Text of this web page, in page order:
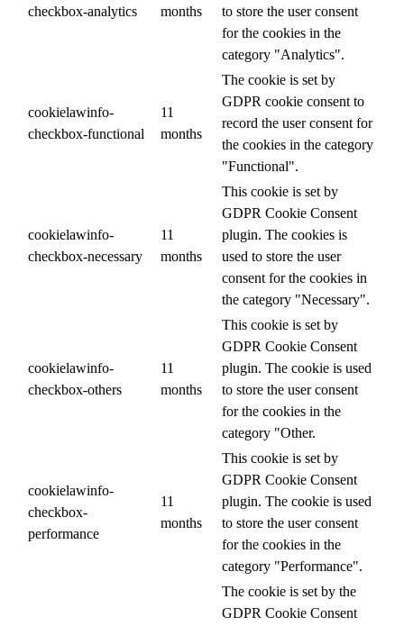
checkbox-analytics months
to store the user consent
for the cookies in the
category "Analytics".
cookielawinfo-
checkbox-functional
11
months
The cookie is set by
GDPR cookie consent to
record the user consent for
the cookies in the category
"Functional".
cookielawinfo-
checkbox-necessary
11
months
This cookie is set by
GDPR Cookie Consent
plugin. The cookies is
used to store the user
consent for the cookies in
the category "Necessary".
cookielawinfo-
checkbox-others
11
months
This cookie is set by
GDPR Cookie Consent
plugin. The cookie is used
to store the user consent
for the cookies in the
category "Other.
cookielawinfo-
checkbox-
performance
11
months
This cookie is set by
GDPR Cookie Consent
plugin. The cookie is used
to store the user consent
for the cookies in the
category "Performance".
The cookie is set by the
GDPR Cookie Consent